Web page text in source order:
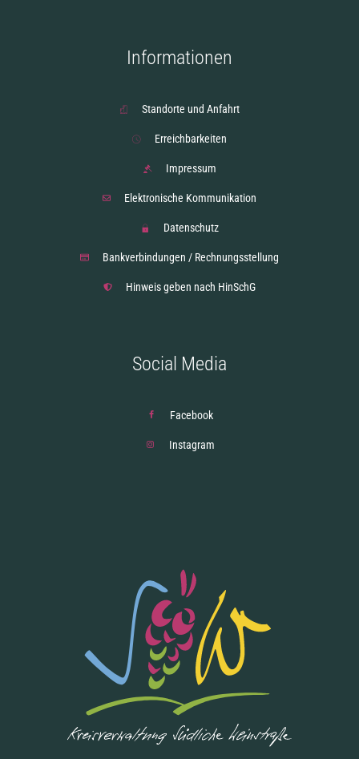
Informationen
Standorte und Anfahrt
Erreichbarkeiten
Impressum
Elektronische Kommunikation
Datenschutz
Bankverbindungen / Rechnungsstellung
Hinweis geben nach HinSchG
Social Media
Facebook
Instagram